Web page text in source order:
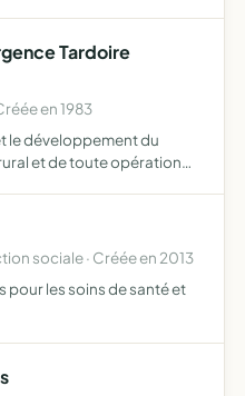
Tardoire
en 1983
le développement du
et de toute opération
sociale · Créée en 2013
pour les soins de santé et